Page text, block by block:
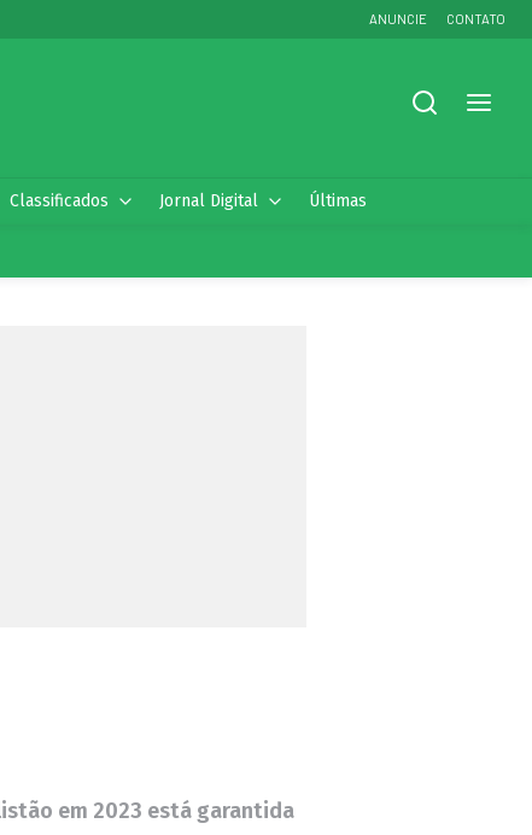
ANUNCIE CONTATO
Classificados Jornal Digital Últimas
em 2023 está garantida